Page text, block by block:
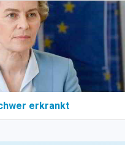
erkrankt